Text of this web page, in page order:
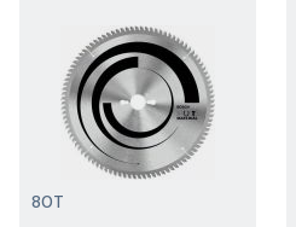
80T